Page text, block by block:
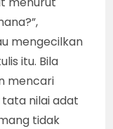
mengecilkan
itu. Bila
mencari
nilai adat
tidak